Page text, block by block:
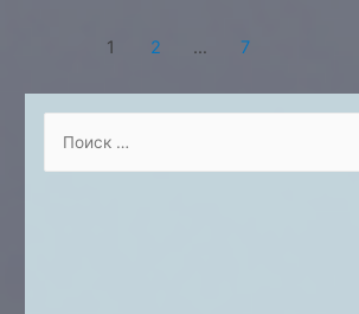
Team
1 2 … 7